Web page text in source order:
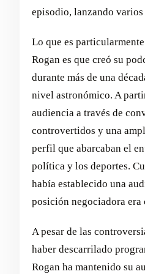
episodio, lanzando
Lo que es
Rogan es que creó su
durante más de una
nivel astronómico. A
audiencia a través de
controvertidos y una
perfil que abarcaban el
política y los deportes.
había establecido una
posición negociadora
A pesar de las
haber descarrilado
Rogan ha mantenido su